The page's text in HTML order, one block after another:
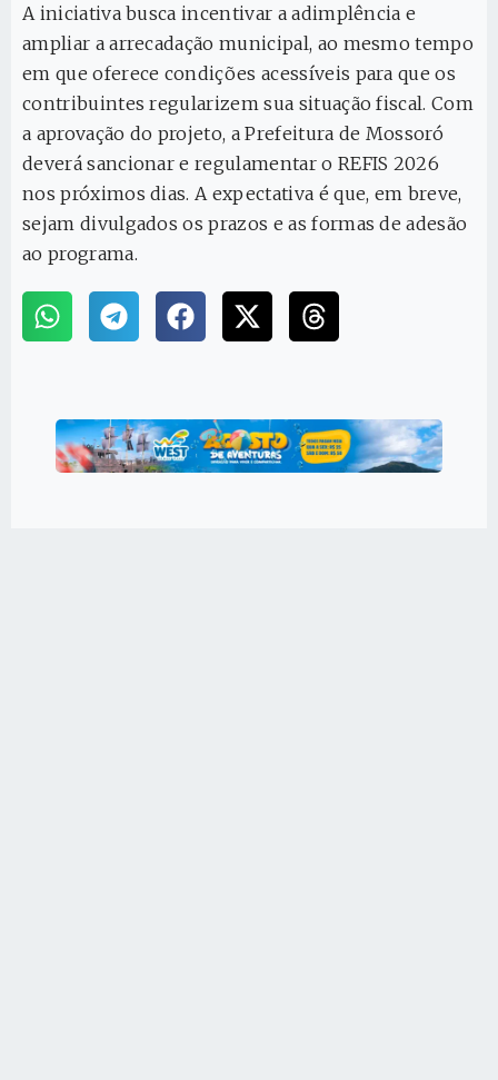
A iniciativa busca incentivar a adimplência e
ampliar a arrecadação municipal, ao mesmo tempo
em que oferece condições acessíveis para que os
contribuintes regularizem sua situação fiscal. Com
a aprovação do projeto, a Prefeitura de Mossoró
deverá sancionar e regulamentar o REFIS 2026
nos próximos dias. A expectativa é que, em breve,
sejam divulgados os prazos e as formas de adesão
ao programa.